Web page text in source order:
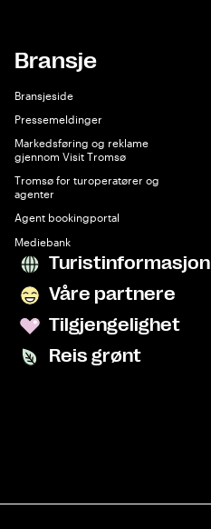
Bransje
Bransjeside
Pressemeldinger
Markedsføring og reklame
gjennom Visit Tromsø
Tromsø for turoperatører og
agenter
Agent bookingportal
Mediebank
Turistinformasjon
Våre partnere
Tilgjengelighet
Reis grønt